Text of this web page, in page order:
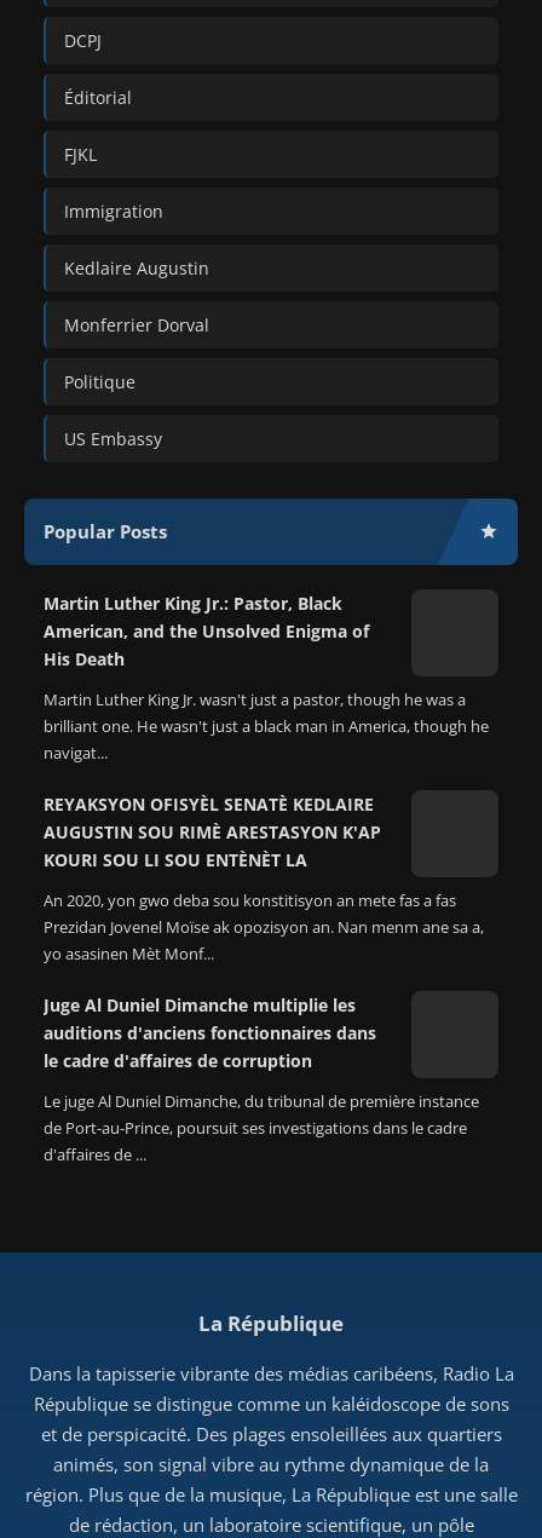
DCPJ
Éditorial
FJKL
Immigration
Kedlaire Augustin
Monferrier Dorval
Politique
US Embassy
Popular Posts
Martin Luther King Jr.: Pastor, Black
American, and the Unsolved Enigma of
His Death
Martin Luther King Jr. wasn't just a pastor, though he was a
brilliant one. He wasn't just a black man in America, though he
navigat...
REYAKSYON OFISYÈL SENATÈ KEDLAIRE
AUGUSTIN SOU RIMÈ ARESTASYON K'AP
KOURI SOU LI SOU ENTÈNÈT LA
An 2020, yon gwo deba sou konstitisyon an mete fas a fas
Prezidan Jovenel Moïse ak opozisyon an. Nan menm ane sa a,
yo asasinen Mèt Monf...
Juge Al Duniel Dimanche multiplie les
auditions d'anciens fonctionnaires dans
le cadre d'affaires de corruption
Le juge Al Duniel Dimanche, du tribunal de première instance
de Port-au-Prince, poursuit ses investigations dans le cadre
d'affaires de ...
La République
Dans la tapisserie vibrante des médias caribéens, Radio La
République se distingue comme un kaléidoscope de sons
et de perspicacité. Des plages ensoleillées aux quartiers
animés, son signal vibre au rythme dynamique de la
région. Plus que de la musique, La République est une salle
de rédaction, un laboratoire scientifique, un pôle